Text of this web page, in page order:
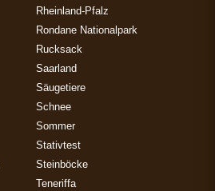
Rheinland-Pfalz
Rondane Nationalpark
Rucksack
Saarland
Säugetiere
Schnee
Sommer
Stativtest
Steinböcke
Teneriffa